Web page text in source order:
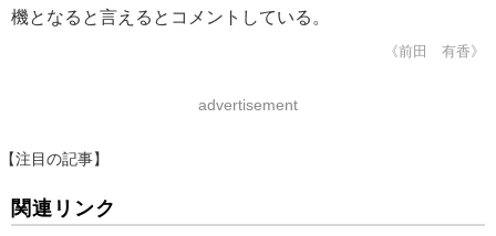
機となると言えるとコメントしている。
《前田 有香》
advertisement
【注目の記事】
関連リンク